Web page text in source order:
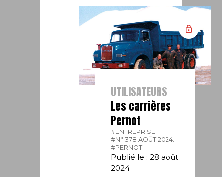
UTILISATEURS
Les carrières
Pernot
#ENTREPRISE.
#N° 378 AOÛT 2024.
#PERNOT.
Publié le : 28 août
2024